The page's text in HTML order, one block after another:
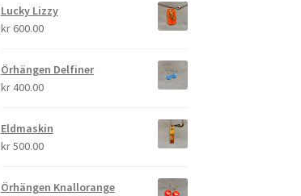
Lucky Lizzy
kr600.00
Örhängen Delfiner
kr400.00
Eldmaskin
kr500.00
Örhängen Knallorange